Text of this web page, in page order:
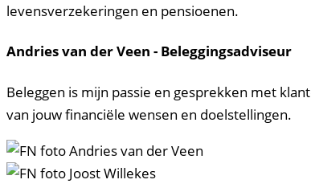
levensverzekeringen en pensioenen.
Andries van der Veen - Beleggingsadviseur
Beleggen is mijn passie en gesprekken met
van jouw financiële wensen en doelstellingen.